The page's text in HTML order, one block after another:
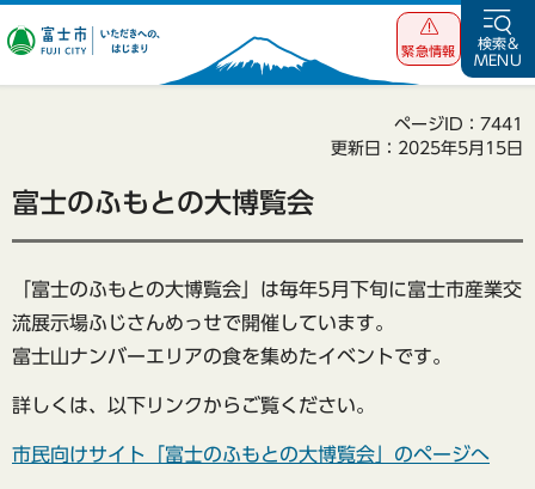
富士市 いただ
緊急情報
検索&
MENU
ページID：7441
更新日：2025年5月15日
富士のふもとの大博覧会
「富士のふもとの大博覧会」は毎年5月下旬に富士市産業交
流展示場ふじさんめっせで開催しています。
富士山ナンバーエリアの食を集めたイベントです。
詳しくは、以下リンクからご覧ください。
市民向けサイト「富士のふもとの大博覧会」のページへ